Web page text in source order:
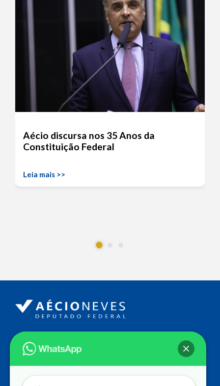
Aécio discursa nos 35 Anos da
Constituição Federal
Leia mais >>
Endereço
Câmara dos Deputados
Ed. Principal, Ala C – Gabinete
Contato